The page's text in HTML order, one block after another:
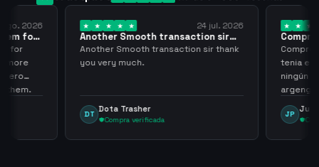
2026
for
for
more
zero
them.
24 jul. 2026
Another Smooth transaction sir
thank…
Another Smooth transaction sir thank
you very much.
DT
Dota Trasher
Compra verificada
los…
Compre
tenia en
ningún
JP
Juan